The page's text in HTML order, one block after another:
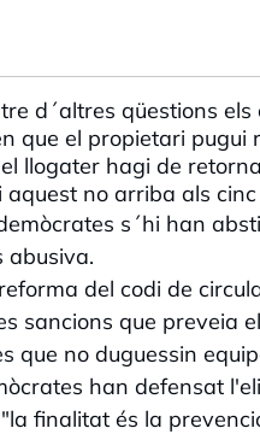
d´altres qüestions
que el propietari
llogater hagi de
no arriba als
s´hi han
abusiva.
del codi de
sancions que preveia
que no duguessin
han defensat
finalitat és la